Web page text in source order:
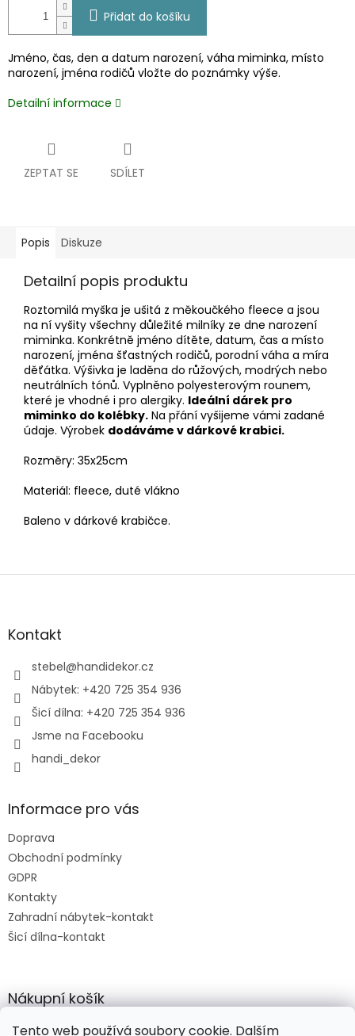
Tento web používá soubory cookie. Dalším
Přidat do košíku
Jméno, čas, den a datum narození, váha miminka, místo
narození, jména rodičů vložte do poznámky výše.
Detailní informace
ZEPTAT SE SDÍLET
Popis Diskuze
Detailní popis produktu
Roztomilá myška je ušitá z měkoučkého fleece a jsou
na ní vyšity všechny důležité milníky ze dne narození
miminka. Konkrétně jméno dítěte, datum, čas a místo
narození, jména šťastných rodičů, porodní váha a míra
děťátka. Výšivka je laděna do růžových, modrých nebo
neutrálních tónů. Vyplněno polyesterovým rounem,
které je vhodné i pro alergiky. Ideální dárek pro
miminko do kolébky. Na přání vyšijeme vámi zadané
údaje. Výrobek dodáváme v dárkové krabici.
Rozměry: 35x25cm
Materiál: fleece, duté vlákno
Baleno v dárkové krabičce.
Z
aKontakt
stebel@handidekor.cz
Nábytek: +420 725 354 936
Šicí dílna: +420 725 354 936
Jsme na Facebooku
handi_dekor
Informace pro vás
Doprava
Obchodní podmínky
GDPR
Kontakty
Zahradní nábytek-kontakt
Šicí dílna-kontakt
Nákupní košík